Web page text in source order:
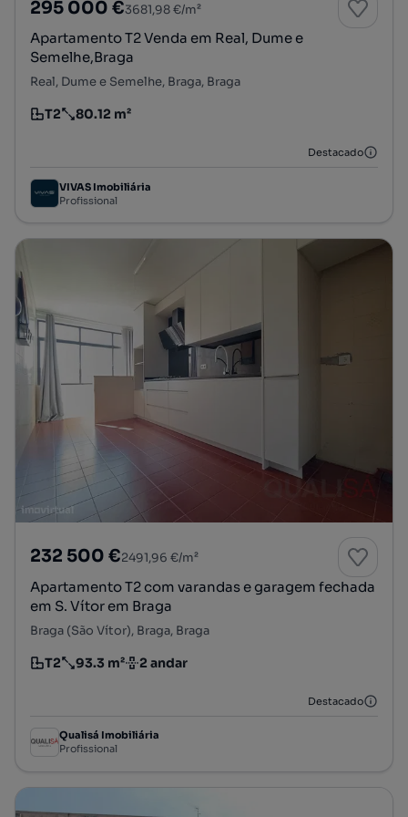
295 000 €3681,98 €/m²
Apartamento T2 Venda em Real, Dume e
Semelhe,Braga
Real, Dume e Semelhe, Braga, Braga
Tipologia
T2
Preço por metro quadrado
80.12 m²
Destacado
VIVAS Imobiliária
Profissional
232 500 €2491,96 €/m²
Apartamento T2 com varandas e garagem fechada
em S. Vítor em Braga
Braga (São Vítor), Braga, Braga
Tipologia
T2
Preço por metro quadrado
93.3 m²
Andar 2 andar
Destacado
Qualisá Imobiliária
Profissional